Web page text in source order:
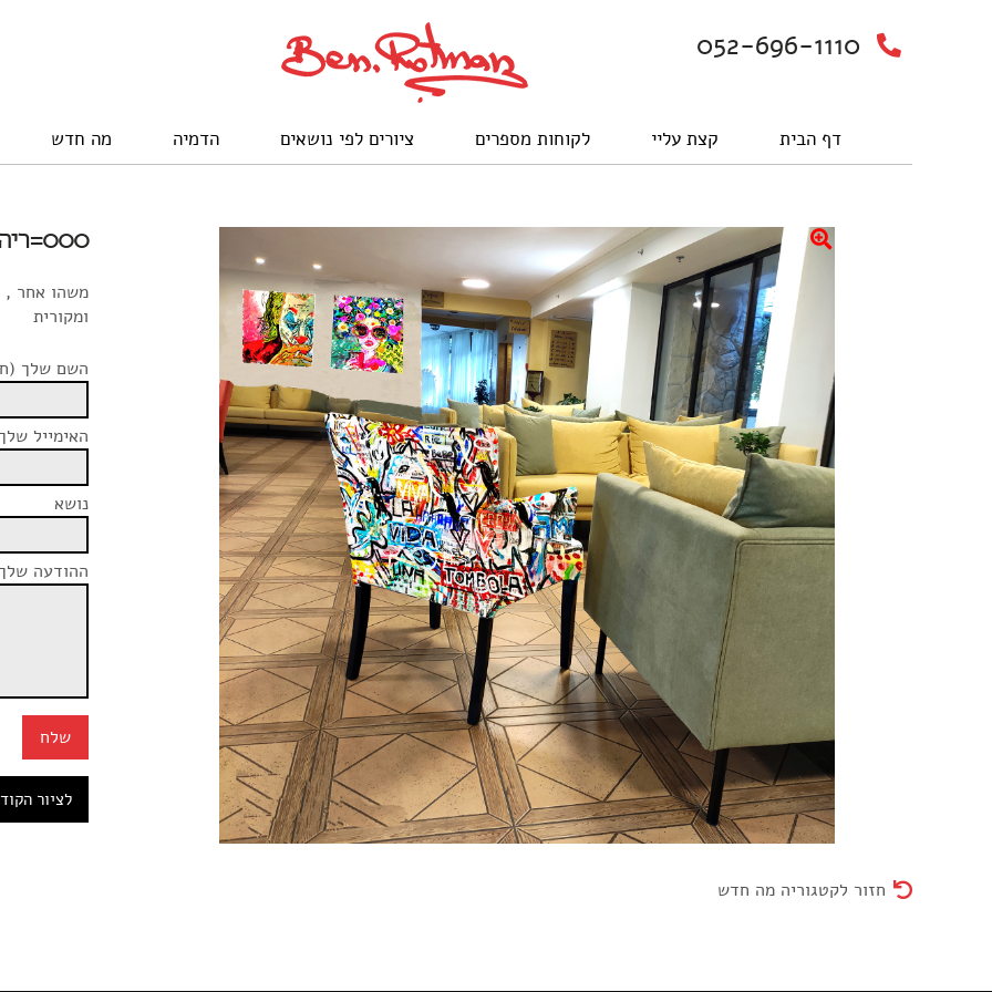
052-696-1110
דף הבית קצת עליי לקוחות מספרים ציורים לפי נושאים הדמיה מה חדש
000=ריהוט וציורי פופ ארט
משהו אחר ,
ומקורית
השם שלך
האימייל
נושא
ההודעה שלך
לציור
חזור לקטגוריה מה חדש